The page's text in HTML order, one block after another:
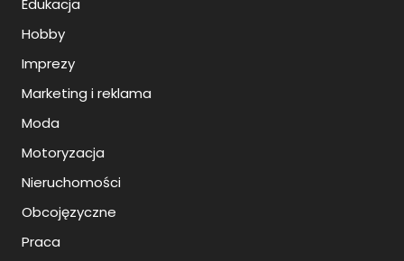
Edukacja
Hobby
Imprezy
Marketing i reklama
Moda
Motoryzacja
Nieruchomości
Obcojęzyczne
Praca